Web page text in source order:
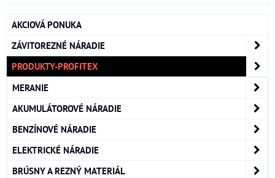
AKCIOVÁ PONUKA
ZÁVITOREZNÉ NÁRADIE
PRODUKTY-PROFITEX
MERANIE
AKUMULÁTOROVÉ NÁRADIE
BENZÍNOVÉ NÁRADIE
ELEKTRICKÉ NÁRADIE
BRÚSNY A REZNÝ MATERIÁL